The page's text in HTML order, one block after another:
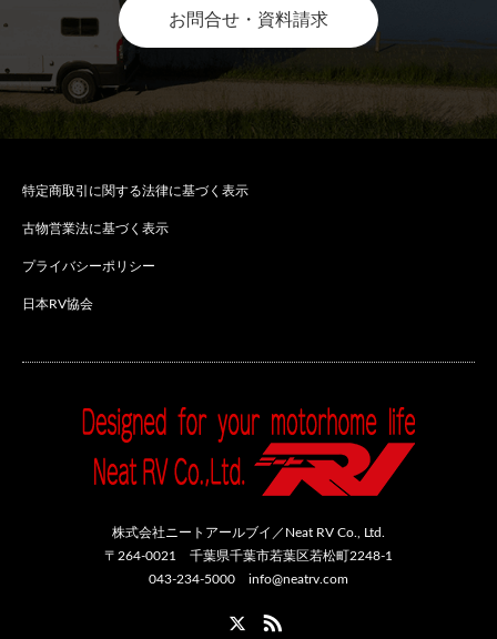
お問合せ・資料請求
特定商取引に関する法律に基づく表示
古物営業法に基づく表示
プライバシーポリシー
日本RV協会
株式会社ニートアールブイ／Neat RV Co., Ltd.
〒264-0021 千葉県千葉市若葉区若松町2248-1
043-234-5000 info@neatrv.com